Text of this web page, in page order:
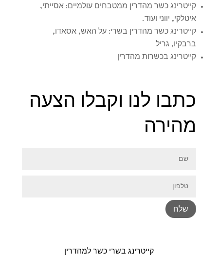
קייטרינג כשר מהדרין ממטבחים עולמיים: אסייתי,
איטלקי, יווני ועוד.
קייטרינג כשר מהדרין בשרי: על האש, אסאדו,
ברבקיו, גריל
קייטרינג בכשרות מהדרין
כתבו לנו וקבלו הצעה
מהירה
שלח
קייטרינג בשרי כשר למהדרין